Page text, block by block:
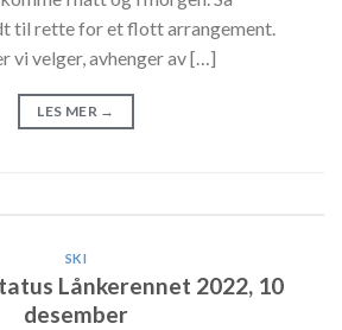
til rette for et flott arrangement.
vi velger, avhenger av […]
LES MER →
SKI
Lånkerennet 2022, 10
desember